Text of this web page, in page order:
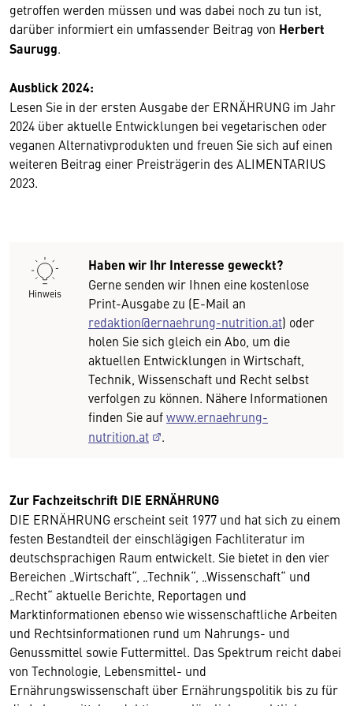
getroffen werden müssen und was dabei noch zu tun ist,
darüber informiert ein umfassender Beitrag von Herbert
Saurugg.
Ausblick 2024:
Lesen Sie in der ersten Ausgabe der ERNÄHRUNG im Jahr
2024 über aktuelle Entwicklungen bei vegetarischen oder
veganen Alternativprodukten und freuen Sie sich auf einen
weiteren Beitrag einer Preisträgerin des ALIMENTARIUS
2023.
Hinweis
Haben wir Ihr Interesse geweckt?
Gerne senden wir Ihnen eine kostenlose
Print-Ausgabe zu (E-Mail an
redaktion@ernaehrung-nutrition.at) oder
holen Sie sich gleich ein Abo, um die
aktuellen Entwicklungen in Wirtschaft,
Technik, Wissenschaft und Recht selbst
verfolgen zu können. Nähere Informationen
finden Sie aufwww.ernaehrung-
nutrition.at
.
Zur Fachzeitschrift DIE ERNÄHRUNG
DIE ERNÄHRUNG erscheint seit 1977 und hat sich zu einem
festen Bestandteil der einschlägigen Fachliteratur im
deutschsprachigen Raum entwickelt. Sie bietet in den vier
Bereichen „Wirtschaft“, „Technik“, „Wissenschaft“ und
„Recht“ aktuelle Berichte, Reportagen und
Marktinformationen ebenso wie wissenschaftliche Arbeiten
und Rechtsinformationen rund um Nahrungs- und
Genussmittel sowie Futtermittel. Das Spektrum reicht dabei
von Technologie, Lebensmittel- und
Ernährungswissenschaft über Ernährungspolitik bis zu für